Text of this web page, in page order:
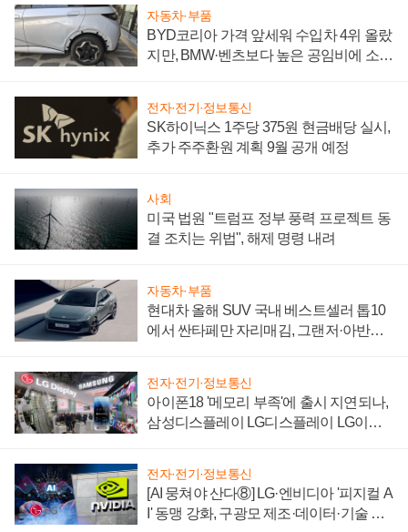
자동차·부품
BYD코리아 가격 앞세워 수입차 4위 올랐
지만, BMW·벤츠보다 높은 공임비에 소비
전자·전기·정보통신
SK하이닉스 1주당 375원 현금배당 실시,
추가 주주환원 계획 9월 공개 예정
사회
미국 법원 "트럼프 정부 풍력 프로젝트 동
결 조치는 위법", 해제 명령 내려
자동차·부품
현대차 올해 SUV 국내 베스트셀러 톱10
에서 싼타페만 자리매김, 그랜저·아반떼
전자·전기·정보통신
아이폰18 '메모리 부족'에 출시 지연되나,
삼성디스플레이 LG디스플레이 LG이노
전자·전기·정보통신
[AI 뭉쳐야 산다⑧] LG·엔비디아 '피지컬 A
I' 동맹 강화, 구광모 제조·데이터·기술 결